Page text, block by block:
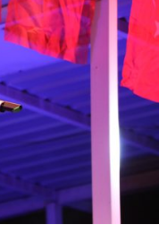
WhatsApp İhbar
Hattı
Facebook